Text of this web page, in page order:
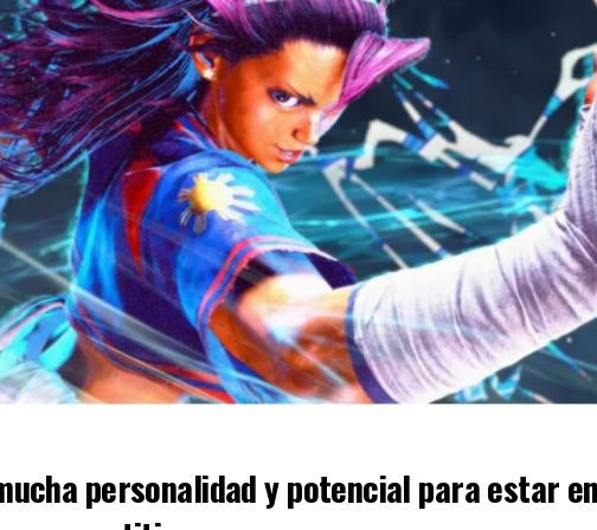
personalidad y potencial para estar